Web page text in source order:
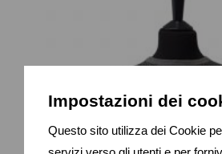
Impostazioni dei
Questo sito utilizza dei Cookie